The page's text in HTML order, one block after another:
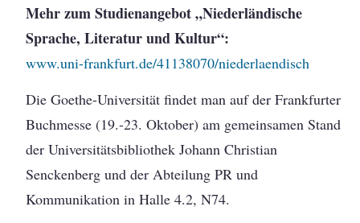
Mehr zum Studienangebot „Niederländische
Sprache, Literatur und Kultur“:
www.uni-frankfurt.de/41138070/niederlaendisch
Die Goethe-Universität findet man auf der Frankfurter
Buchmesse (19.-23. Oktober) am gemeinsamen Stand
der Universitätsbibliothek Johann Christian
Senckenberg und der Abteilung PR und
Kommunikation in Halle 4.2, N74.